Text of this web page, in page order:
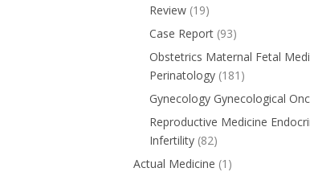
Review (19)
Case Report (93)
Obstetrics Maternal Fetal
Perinatology (181)
Gynecology Gynecological
Reproductive Medicine
Infertility (82)
Actual Medicine (1)